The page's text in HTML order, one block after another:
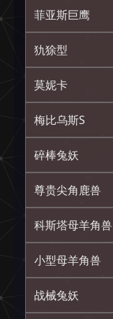
菲亚斯巨鹰
犰狳型
莫妮卡
梅比乌斯S
碎棒兔妖
尊贵尖角鹿兽
科斯塔母羊角兽
小型母羊角兽
战械兔妖